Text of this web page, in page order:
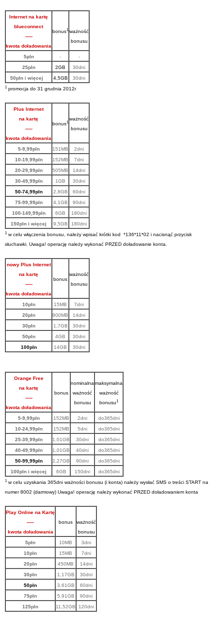
Internet na kartę
blueconnect
-----
kwota doładowania
bonus1 ważność
bonusu
5pln -
-
25pln
2GB
30dni
50pln i więcej
4,5GB 30dni
1 promocja do 31 grudnia 2012r
Plus Internet
na kartę
-----
kwota doładowania
bonus1
ważność
bonusu
5-9,99pln 151MB
2dni
10-19,99pln
152MB
7dni
20-29,99pln
505MB
14dni
30-49,99pln
1GB
30dni
50-74,99pln
2,8GB
60dni
75-99,99pln
4,1GB
90dni
100-149,99pln
6GB
180dni
150pln i więcej
9,5GB 180dni
1 w celu włączenia bonusu, należy wpisać krótki kod *136*11*02 i nacisnąć przycisk
słuchawki. Uwaga! operację należy wykonać PRZED doładowanie konta.
nowy Plus Internet
na kartę
-----
kwota doładowania
bonus
ważność
bonusu
10pln 15MB
7dni
20pln
800MB
14dni
30pln
1,7GB
30dni
50pln
4GB
30dni
100pln
14GB 30dni
Orange Free
na kartę
-----
kwota doładowania
bonus
nominalna
ważność
bonusu
maksymalna
ważność
bonusu1
5-9,99pln 152MB 2dni
do365dni
10-24,99pln
152MB 5dni
do365dni
25-39,99pln
1,01GB 30dni
do365dni
40-49,99pln
1,01GB 40dni
do365dni
50-99,99pln
2,27GB 90dni
do365dni
100pln i więcej
6GB 150dni do365dni
1 w celu uzyskania 365dni ważności bonusu (i konta) należy wysłać SMS o treści START na
numer 8002 (darmowy) Uwaga! operację należy wykonać PRZED doładowaniem konta
Play Online na Kartę
-----
kwota doładowania
bonus
ważność
bonusu
5pln
10MB
3dni
10pln
15MB
7dni
20pln
450MB
14dni
30pln
1,17GB
30dni
50pln
3,61GB
60dni
75pln
5,91GB
90dni
125pln
11,52GB 120dni